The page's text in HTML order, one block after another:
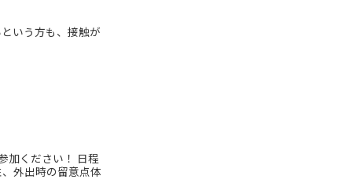
いう方も、接触が
加ください！ 日程
外出時の留意点体